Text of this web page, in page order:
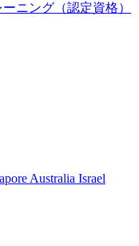
ニング（認定資格）
Australia Israel